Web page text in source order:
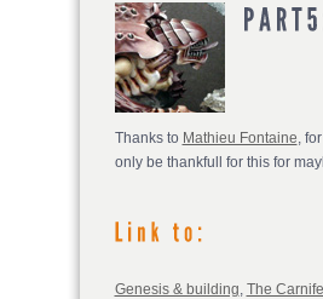
Thanks to Mathieu Fontaine,
only be thankfull for this for
Genesis & building, The